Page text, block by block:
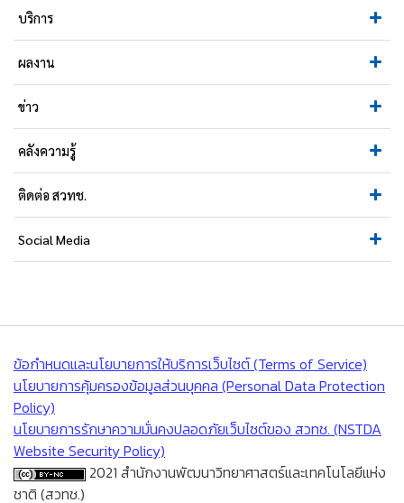
บริการ
ผลงาน
ข่าว
คลังความรู้
ติดต่อ สวทช.
Social Media
ข้อกำหนดและนโยบายการให้บริการเว็บไซต์ (Terms of Service)
นโยบายการคุ้มครองข้อมูลส่วนบุคคล (Personal Data Protection
Policy)
นโยบายการรักษาความมั่นคงปลอดภัยเว็บไซต์ของ สวทช. (NSTDA
Website Security Policy)
2021 สำนักงานพัฒนาวิทยาศาสตร์และเทคโนโลยีแห่ง
ชาติ (สวทช.)